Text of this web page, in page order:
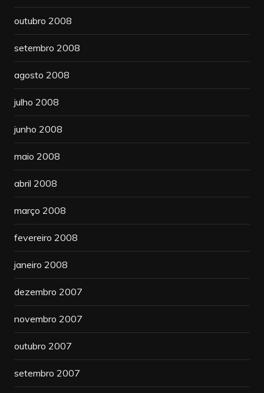
outubro 2008
setembro 2008
agosto 2008
julho 2008
junho 2008
maio 2008
abril 2008
março 2008
fevereiro 2008
janeiro 2008
dezembro 2007
novembro 2007
outubro 2007
setembro 2007